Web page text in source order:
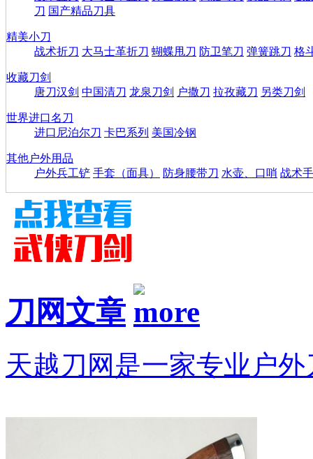
刀 国产精品刀具
精美小刀
战术折刀 大马士革折刀 蝴蝶甩刀 防卫笔刀 弹簧跳刀 格
收藏刀剑
唐刀汉剑 中国清刀 龙泉刀剑 户撒刀 拉孜藏刀 另类刀剑
世界进口名刀
进口尼泊尔刀 卡巴系列 美国冷钢
其他户外用品
户外兵工铲 手套（面具） 防身腰带刀 水壶、口哨 战术
刀网文章
天越刀网是一家专业户